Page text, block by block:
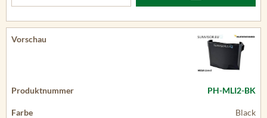
PH-MLI2-BK
Black